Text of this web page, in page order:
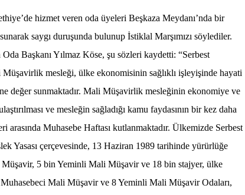
hizmet veren oda üyeleri Beşkaza Meydanı’nda bir
saygı duruşunda bulunup İstiklal Marşımızı söylediler.
Oda Başkanı Yılmaz Köse, şu sözleri kaydetti: “Serbest
mesleği, ülke ekonomisinin sağlıklı işleyişinde hayati
değer sunmaktadır. Mali Müşavirlik mesleğinin ekonomiye ve
ve mesleğin sağladığı kamu faydasının bir kez daha
arasında Muhasebe Haftası kutlanmaktadır. Ülkemizde Serbest
Yasası çerçevesinde, 13 Haziran 1989 tarihinde yürürlüğe
5 bin Yeminli Mali Müşavir ve 18 bin stajyer, ülke
Mali Müşavir ve 8 Yeminli Mali Müşavir Odaları,